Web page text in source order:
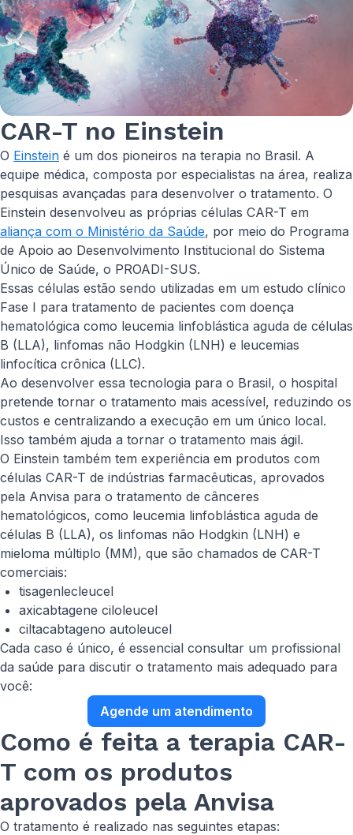
CAR-T no Einstein
O Einstein é um dos pioneiros na terapia no Brasil. A
equipe médica, composta por especialistas na área, realiza
pesquisas avançadas para desenvolver o tratamento. O
Einstein desenvolveu as próprias células CAR-T em
aliança com o Ministério da Saúde, por meio do Programa
de Apoio ao Desenvolvimento Institucional do Sistema
Único de Saúde, o PROADI-SUS.
Essas células estão sendo utilizadas em um estudo clínico
Fase I para tratamento de pacientes com doença
hematológica como leucemia linfoblástica aguda de células
B (LLA), linfomas não Hodgkin (LNH) e leucemias
linfocítica crônica (LLC).
Ao desenvolver essa tecnologia para o Brasil, o hospital
pretende tornar o tratamento mais acessível, reduzindo os
custos e centralizando a execução em um único local.
Isso também ajuda a tornar o tratamento mais ágil.
O Einstein também tem experiência em produtos com
células CAR-T de indústrias farmacêuticas, aprovados
pela Anvisa para o tratamento de cânceres
hematológicos, como leucemia linfoblástica aguda de
células B (LLA), os linfomas não Hodgkin (LNH) e
mieloma múltiplo (MM), que são chamados de CAR-T
comerciais:
tisagenlecleucel
axicabtagene ciloleucel
ciltacabtageno autoleucel
Cada caso é único, é essencial consultar um profissional
da saúde para discutir o tratamento mais adequado para
você:
Agende um atendimento
Como é feita a terapia CAR-
T com os produtos
aprovados pela Anvisa
O tratamento é realizado nas seguintes etapas: